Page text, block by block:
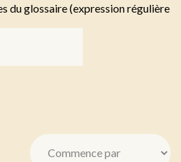
du glossaire (expression régulière